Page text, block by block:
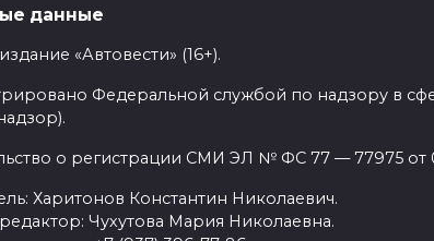
данные
«Автовести» (16+).
Федеральной службой по надзору в
о регистрации СМИ ЭЛ № ФС 77 — 77975 от
Харитонов Константин Николаевич.
Чухутова Мария Николаевна.